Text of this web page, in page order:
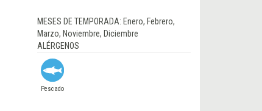
MESES DE TEMPORADA: Enero, Febrero,
Marzo, Noviembre, Diciembre
ALÉRGENOS
Pescado